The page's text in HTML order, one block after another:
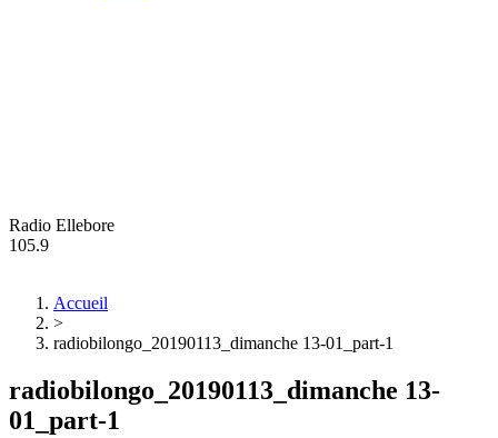
Radio Ellebore
105.9
Accueil
>
radiobilongo_20190113_dimanche 13-01_part-1
radiobilongo_20190113_dimanche 13-
01_part-1